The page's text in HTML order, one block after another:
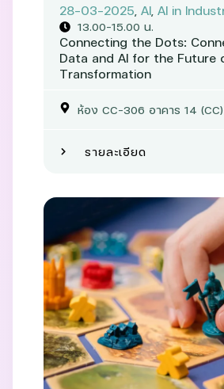
28-03-2025, AI, AI in
13.00-15.00 น.
Connecting the Dots:
Data and AI for the Future
Transformation
ห้อง CC-306 อาคาร 14 (CC)
รายละเอียด